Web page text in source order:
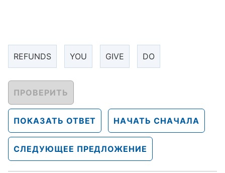
REFUNDS YOU GIVE DO
ПРОВЕРИТЬ
ПОКАЗАТЬ ОТВЕТ НАЧАТЬ СНАЧАЛА
СЛЕДУЮЩЕЕ ПРЕДЛОЖЕНИЕ